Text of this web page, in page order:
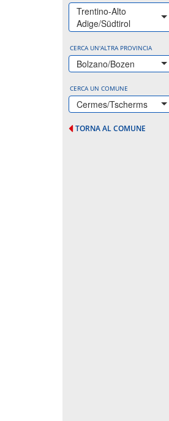
Trentino-Alto
Adige/Südtirol
CERCA UN'ALTRA PROVINCIA
Bolzano/Bozen
CERCA UN COMUNE
Cermes/Tscherms
TORNA AL COMUNE